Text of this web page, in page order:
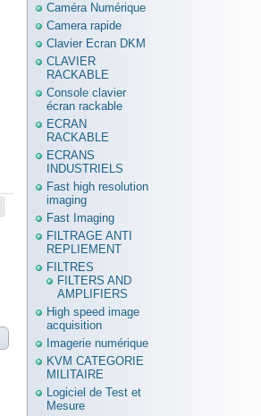
Caméra Numérique
Camera rapide
Clavier Ecran DKM
CLAVIER
RACKABLE
Console clavier
écran rackable
ECRAN
RACKABLE
ECRANS
INDUSTRIELS
Fast high resolution
imaging
Fast Imaging
FILTRAGE ANTI
REPLIEMENT
FILTRES
FILTERS AND
AMPLIFIERS
High speed image
acquisition
Imagerie numérique
KVM CATEGORIE
MILITAIRE
Logiciel de Test et
Mesure